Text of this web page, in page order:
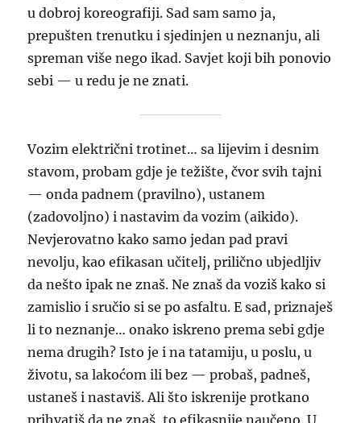
u dobroj koreografiji. Sad sam samo ja,
prepušten trenutku i sjedinjen u neznanju, ali
spreman više nego ikad. Savjet koji bih ponovio
sebi — u redu je ne znati.
Vozim električni trotinet… sa lijevim i desnim
stavom, probam gdje je težište, čvor svih tajni
— onda padnem (pravilno), ustanem
(zadovoljno) i nastavim da vozim (aikido).
Nevjerovatno kako samo jedan pad pravi
nevolju, kao efikasan učitelj, prilično ubjedljiv
da nešto ipak ne znaš. Ne znaš da voziš kako si
zamislio i sručio si se po asfaltu. E sad, priznaješ
li to neznanje… onako iskreno prema sebi gdje
nema drugih? Isto je i na tatamiju, u poslu, u
životu, sa lakoćom ili bez — probaš, padneš,
ustaneš i nastaviš. Ali što iskrenije protkano